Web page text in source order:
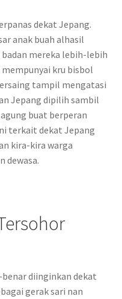
dekat Jepang.
anak buah alhasil
mereka lebih-lebih
kru bisbol
tampil mengatasi
Jepang dipilih sambil
buat berperan
terkait dekat Jepang
kira-kira warga
dewasa.
diinginkan dekat
gerak sari nan